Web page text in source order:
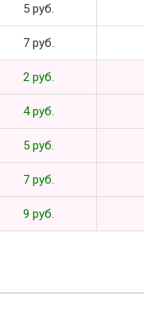
5 руб.
7 руб.
2 руб.
4 руб.
5 руб.
7 руб.
9 руб.